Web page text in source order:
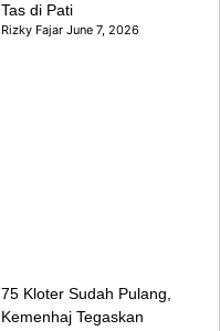
Tas di Pati
Rizky FajarJune 7, 2026
75 Kloter Sudah Pulang,
Kemenhaj Tegaskan